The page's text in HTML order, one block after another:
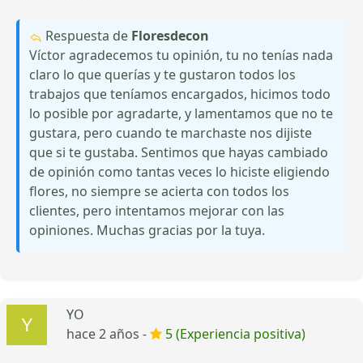
Respuesta de Floresdecon
Víctor agradecemos tu opinión, tu no tenías nada
claro lo que querías y te gustaron todos los
trabajos que teníamos encargados, hicimos todo
lo posible por agradarte, y lamentamos que no te
gustara, pero cuando te marchaste nos dijiste
que si te gustaba. Sentimos que hayas cambiado
de opinión como tantas veces lo hiciste eligiendo
flores, no siempre se acierta con todos los
clientes, pero intentamos mejorar con las
opiniones. Muchas gracias por la tuya.
YO
hace 2 años -
5 (Experiencia positiva)